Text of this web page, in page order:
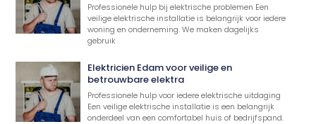
Professionele hulp bij elektrische problemen Een
veilige elektrische installatie is belangrijk voor iedere
woning en onderneming. We maken dagelijks
gebruik
Elektricien Edam voor veilige en
betrouwbare elektra
Professionele hulp voor iedere elektrische uitdaging
Een veilige elektrische installatie is een belangrijk
onderdeel van een comfortabel huis of bedrijfspand.